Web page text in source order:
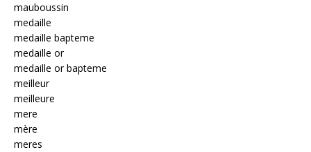
mauboussin
medaille
medaille bapteme
medaille or
medaille or bapteme
meilleur
meilleure
mere
mère
meres